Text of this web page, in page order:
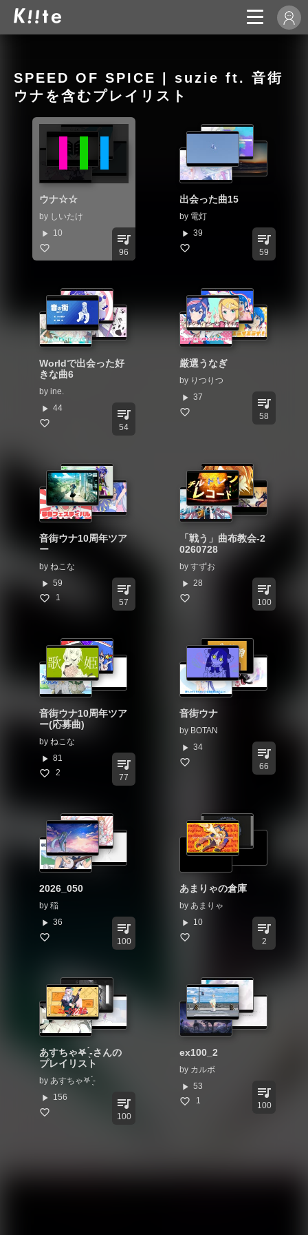
SPEED OF SPICE | suzie ft. 音街
ウナを含むプレイリスト
ウナ☆☆
by しいたけ
play_arrow 10 queue_music
96
出会った曲15
by 電灯
play_arrow 39 queue_music
59
Worldで出会った好
きな曲6
by ine.
play_arrow 44 queue_music
54
厳選うなぎ
by りつりつ
play_arrow 37 queue_music
58
音街ウナ10周年ツア
ー
by ねこな
play_arrow 59
1
queue_music
57
「戦う」曲布教会-2
0260728
by すずお
play_arrow 28 queue_music
100
音街ウナ10周年ツア
ー(応募曲)
by ねこな
play_arrow 81
2
queue_music
77
音街ウナ
by BOTAN
play_arrow 34 queue_music
66
2026_050
by 稲
play_arrow 36 queue_music
100
あまりゃの倉庫
by あまりゃ
play_arrow 10 queue_music
2
あすちゃ‎𖤐 ̖́-‬さんの
プレイリスト
by あすちゃ‎𖤐 ̖́-‬
play_arrow 156 queue_music
100
ex100_2
by カルボ
play_arrow 53
1
queue_music
100